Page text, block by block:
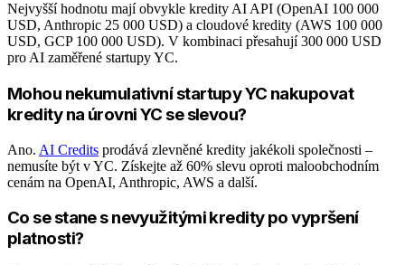
Nejvyšší hodnotu mají obvykle kredity AI API (OpenAI 100 000
USD, Anthropic 25 000 USD) a cloudové kredity (AWS 100 000
USD, GCP 100 000 USD). V kombinaci přesahují 300 000 USD
pro AI zaměřené startupy YC.
Mohou nekumulativní startupy YC nakupovat
kredity na úrovni YC se slevou?
Ano. AI Credits prodává zlevněné kredity jakékoli společnosti –
nemusíte být v YC. Získejte až 60% slevu oproti maloobchodním
cenám na OpenAI, Anthropic, AWS a další.
Co se stane s nevyužitými kredity po vypršení
platnosti?